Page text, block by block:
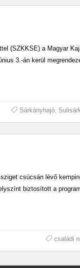
(SZKKSE) a Magyar
3.-án kerül
Sárkányhajó,
csúcsán lévő
biztosított a
családi